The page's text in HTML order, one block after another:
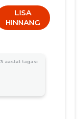
LISA
HINNANG
3 aastat tagasi